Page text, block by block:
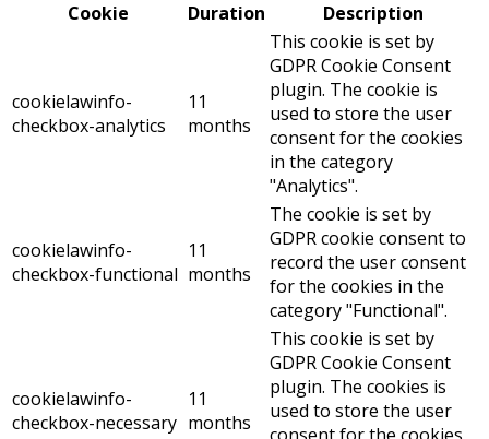
Cookie
Duration Description
cookielawinfo-
checkbox-analytics
11
months
This cookie is set by
GDPR Cookie Consent
plugin. The cookie is
used to store the user
consent for the cookies
in the category
"Analytics".
cookielawinfo-
checkbox-functional
11
months
The cookie is set by
GDPR cookie consent to
record the user consent
for the cookies in the
category "Functional".
cookielawinfo-
checkbox-necessary
11
months
This cookie is set by
GDPR Cookie Consent
plugin. The cookies is
used to store the user